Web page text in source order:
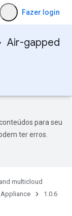
Fazer login
Air-gapped
para seu
ter erros.
multicloud
Appliance
1.0.6